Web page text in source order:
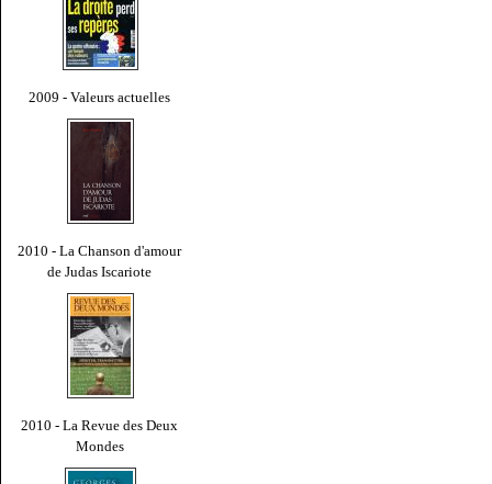
2009 - Valeurs actuelles
2010 - La Chanson d'amour
de Judas Iscariote
2010 - La Revue des Deux
Mondes